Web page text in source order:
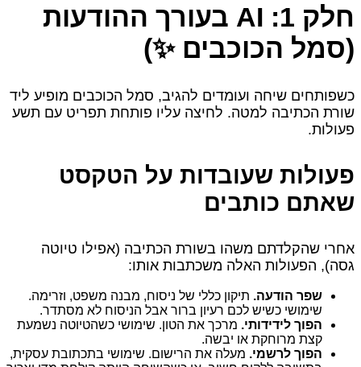
חלק 1: AI בעורך ההודעות
(סמל הכוכבים ✨)
כשפותחים שיחה ועומדים להגיב, סמל הכוכבים מופיע ליד
שורת הכתיבה למטה. לחיצה עליו פותחת תפריט עם תשע
פעולות.
פעולות שעובדות על הטקסט
שאתם כותבים
אחרי שהקלדתם משהו בשורת הכתיבה (אפילו טיוטה
גסה), הפעולות האלה משכתבות אותו:
שפר הודעה. תיקון כללי של ניסוח, מבנה משפט, וזרימה.
שימושי כשיש לכם רעיון ברור אבל הניסוח לא מסתדר.
הפוך לידידותי. מרכך את הטון. שימושי כשהטיוטה נשמעת
קצת מרוחקת או יבשה.
הפוך לרשמי. מעלה את הרישום. שימושי בתכתובת עסקית,